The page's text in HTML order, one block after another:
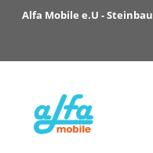
ZumAlfa Mobile e.U -